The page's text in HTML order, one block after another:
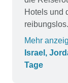
kümmerte.
nicht
meldete
gab.
Tour recht
Hotels und
Mehr
Israel,
Tage